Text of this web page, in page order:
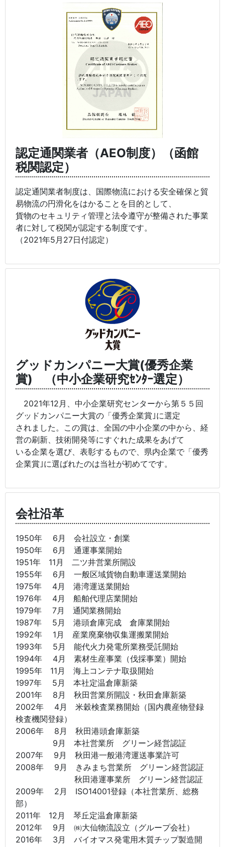
認定通関業者（AEO制度）（函館
税関認定）
認定通関業者制度は、国際物流における安全確保と貿
易物流の円滑化をはかることを目的として、
貨物のセキュリティ管理と法令遵守が整備された事業
者に対して税関が認定する制度です。
（2021年5月27日付認定）
グッドカンパニー大賞(優秀企業
賞) （中小企業研究ｾﾝﾀｰ選定）
2021年12月、中小企業研究センターから第５５回
グッドカンパニー大賞の「優秀企業賞｣に選定
されました。この賞は、全国の中小企業の中から、経
営の刷新、技術開発等にすぐれた成果をあげて
いる企業を選び、表彰するもので、県内企業で「優秀
企業賞｣に選ばれたのは当社が初めてです。
会社沿革
1950年 6月 会社設立・創業
1950年 6月 通運事業開始
1951年 11月 二ツ井営業所開設
1955年 6月 一般区域貨物自動車運送業開始
1975年 4月 港湾運送業開始
1976年 4月 船舶代理店業開始
1979年 7月 通関業務開始
1987年 5月 港頭倉庫完成 倉庫業開始
1992年 1月 産業廃棄物収集運搬業開始
1993年 5月 能代火力発電所業務受託開始
1994年 4月 素材生産事業（伐採事業）開始
1995年 11月 海上コンテナ取扱開始
1997年 5月 本社定温倉庫新築
2001年 8月 秋田営業所開設・秋田倉庫新築
2002年 4月 米穀検査業務開始（国内農産物登録
検査機関登録）
2006年 8月 秋田港頭倉庫新築
9月 本社営業所 グリーン経営認証
2007年 9月 秋田港一般港湾運送事業許可
2008年 9月 きみまち営業所 グリーン経営認証
秋田港運事業所 グリーン経営認証
2009年 2月 ISO14001登録（本社営業所、総務
部）
2011年 12月 琴丘定温倉庫新築
2012年 9月 ㈱大仙物流設立（グループ会社）
2016年 3月 バイオマス発電用木質チップ製造開